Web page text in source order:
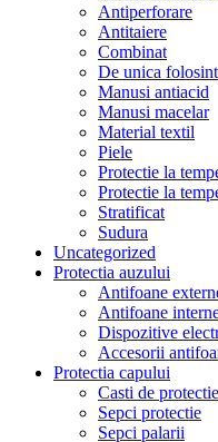
Antiperforare
Antitaiere
Combinat
De unica
Manusi antiacid
Manusi macelar
Material textil
Piele
Protectie la
Protectie la
Stratificat
Sudura
Uncategorized
Protectia auzului
Antifoane
Antifoane
Dispozitive
Accesorii
Protectia capului
Casti de protectie
Sepci protectie
Sepci palarii